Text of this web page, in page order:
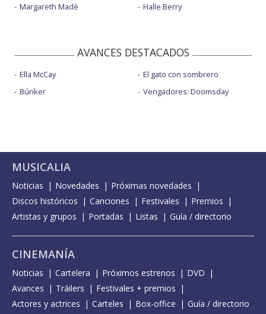
Margareth Madè
Halle Berry
AVANCES DESTACADOS
Ella McCay
Búnker
El gato con sombrero
Vengadores: Doomsday
MUSICALIA
Noticias Novedades
Próximas novedades
Discos históricos
Canciones Festivales
Premios
Artistas y grupos
Portadas Listas Guía / directorio
CINEMANÍA
Noticias Cartelera Próximos estrenos
DVD
Avances
Tráilers
Festivales + premios
Actores y actrices
Carteles Box-office Guía / directorio